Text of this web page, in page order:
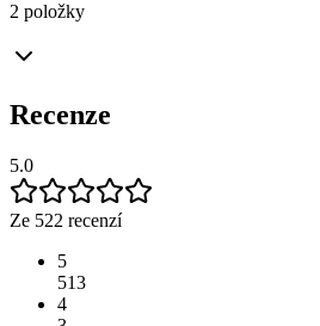
2 položky
Recenze
5.0
Ze 522 recenzí
5
513
4